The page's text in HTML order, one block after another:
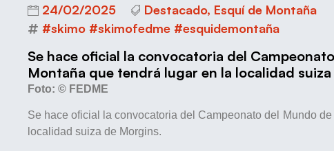
24/02/2025 Destacado, Esquí de Montaña
#skimo #skimofedme #esquidemontaña
Se hace oficial la convocatoria del
Montaña que tendrá lugar en la localidad
Foto: © FEDME
Se hace oficial la convocatoria del Campeonato del Mundo
localidad suiza de Morgins.